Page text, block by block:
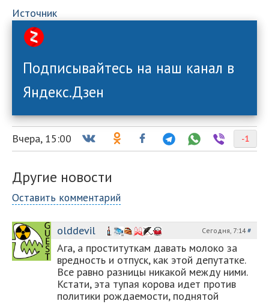
Источник
Подписывайтесь на наш канал в
Яндекс.Дзен
-1
Вчера, 15:00
Другие новости
Оставить комментарий
olddevil Сегодня, 7:14#
Ага, а проституткам давать молоко за
вредность и отпуск, как этой депутатке.
Все равно разницы никакой между ними.
Кстати, эта тупая корова идет против
политики рождаемости, поднятой